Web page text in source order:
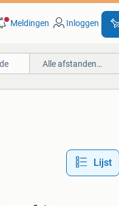
Meldingen Inloggen
Alle afstanden…
Lijst